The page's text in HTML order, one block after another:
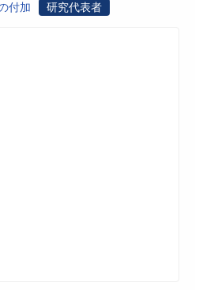
付加
研究代表者